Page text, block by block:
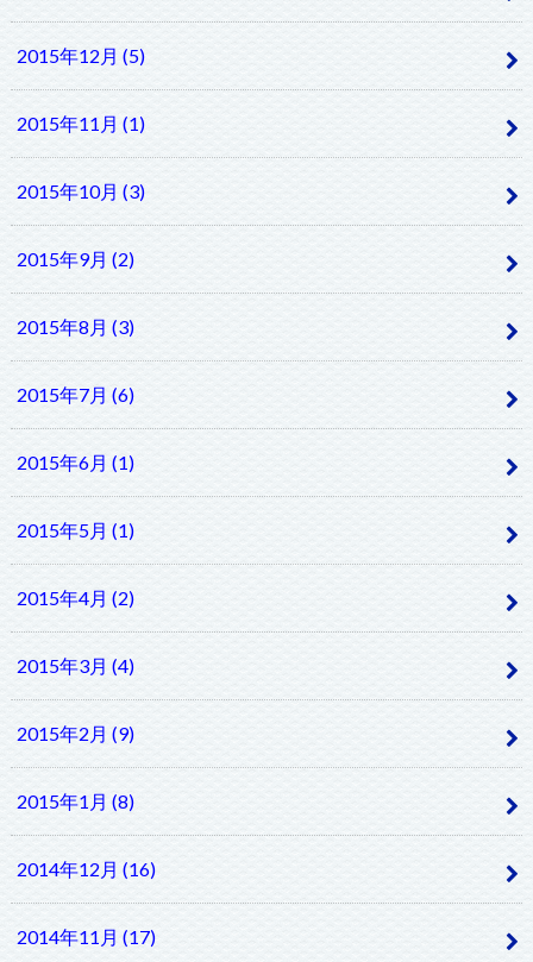
2015年12月 (5)
2015年11月 (1)
2015年10月 (3)
2015年9月 (2)
2015年8月 (3)
2015年7月 (6)
2015年6月 (1)
2015年5月 (1)
2015年4月 (2)
2015年3月 (4)
2015年2月 (9)
2015年1月 (8)
2014年12月 (16)
2014年11月 (17)